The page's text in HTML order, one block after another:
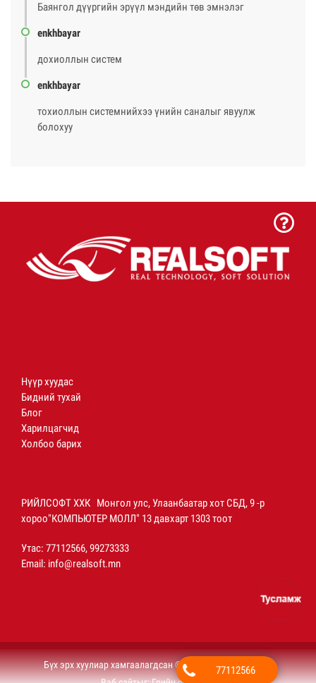
Баянгол дүүргийн эрүүл мэндийн төв эмнэлэг
enkhbayar
дохиоллын систем
enkhbayar
тохиоллын системнийхээ үнийн саналыг явуулж
болохуу
Нүүр хуудас
Бидний тухай
Блог
Харилцагчид
Холбоо барих
РИЙЛСОФТ ХХК Монгол улс, Улаанбаатар хот СБД, 9 -р
хороо"КОМПЬЮТЕР МОЛЛ" 13 давхарт 1303 тоот
Утас: 77112566, 99273333
Email: info@realsoft.mn
Бүх эрх хуулиар хамгаалагдсан © 2020 РИЙЛСОФТ ХХК
77112566